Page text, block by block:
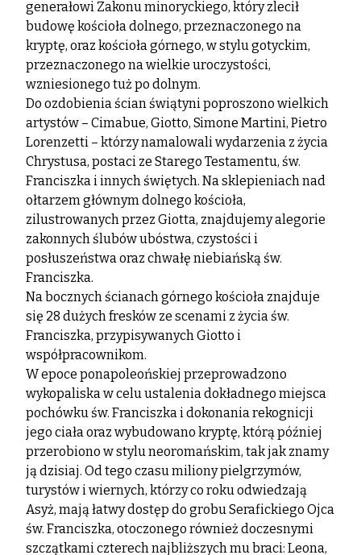
generałowi Zakonu minoryckiego, który zlecił
budowę kościoła dolnego, przeznaczonego na
kryptę, oraz kościoła górnego, w stylu gotyckim,
przeznaczonego na wielkie uroczystości,
wzniesionego tuż po dolnym.
Do ozdobienia ścian świątyni poproszono wielkich
artystów – Cimabue, Giotto, Simone Martini, Pietro
Lorenzetti – którzy namalowali wydarzenia z życia
Chrystusa, postaci ze Starego Testamentu, św.
Franciszka i innych świętych. Na sklepieniach nad
ołtarzem głównym dolnego kościoła,
zilustrowanych przez Giotta, znajdujemy alegorie
zakonnych ślubów ubóstwa, czystości i
posłuszeństwa oraz chwałę niebiańską św.
Franciszka.
Na bocznych ścianach górnego kościoła znajduje
się 28 dużych fresków ze scenami z życia św.
Franciszka, przypisywanych Giotto i
współpracownikom.
W epoce ponapoleońskiej przeprowadzono
wykopaliska w celu ustalenia dokładnego miejsca
pochówku św. Franciszka i dokonania rekognicji
jego ciała oraz wybudowano kryptę, którą później
przerobiono w stylu neoromańskim, tak jak znamy
ją dzisiaj. Od tego czasu miliony pielgrzymów,
turystów i wiernych, którzy co roku odwiedzają
Asyż, mają łatwy dostęp do grobu Serafickiego Ojca
św. Franciszka, otoczonego również doczesnymi
szczątkami czterech najbliższych mu braci: Leona,